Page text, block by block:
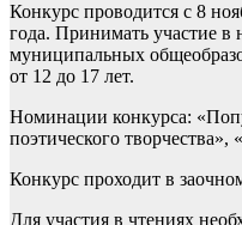
Конкурс проводится с 8
года. Принимать участие
муниципальных
от 12 до 17 лет.
Номинации конкурса:
поэтического
Конкурс проходит в
Для участия в чтениях